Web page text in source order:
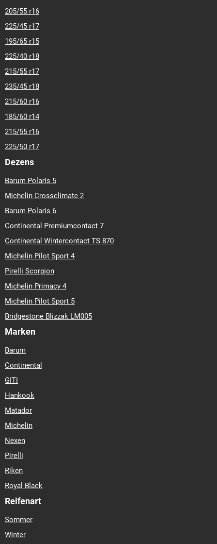
205/55 r16
225/45 r17
195/65 r15
225/40 r18
215/55 r17
235/45 r18
215/60 r16
185/60 r14
215/55 r16
225/50 r17
Dezens
Barum Polaris 5
Michelin Crossclimate 2
Barum Polaris 6
Continental Premiumcontact 7
Continental Wintercontact TS 870
Michelin Pilot Sport 4
Pirelli Scorpion
Michelin Primacy 4
Michelin Pilot Sport 5
Bridgestone Blizzak LM005
Marken
Barum
Continental
GITI
Hankook
Matador
Michelin
Nexen
Pirelli
Riken
Royal Black
Reifenart
Sommer
Winter